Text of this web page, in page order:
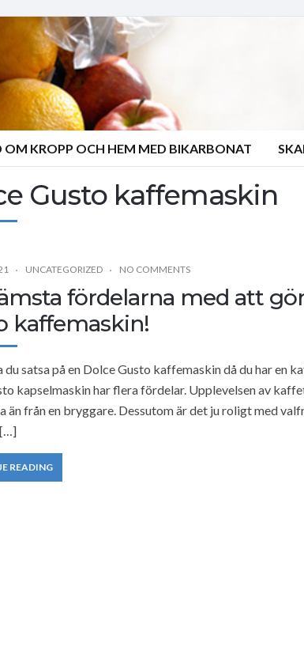
OM KROPP OCH HEM MED BIKARBONAT
Gusto kaffemaskin
UNCATEGORIZED NO COMMENTS
fördelarna med att
kaffemaskin!
du satsa på en Dolce Gusto kaffemaskin då du har en
kapselmaskin har flera fördelar. Upplevelsen av
än från en bryggare. Dessutom är det ju roligt med
READING